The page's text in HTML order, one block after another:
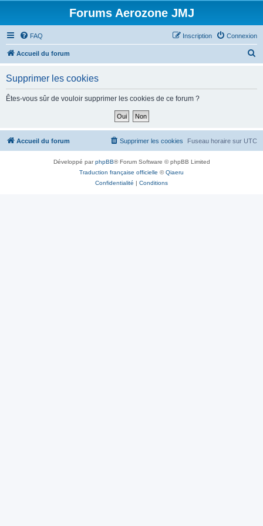
Forums Aerozone JMJ
FAQ Connexion
Inscription
Accueil du forum
h
Supprimer les cookies
Êtes-vous sûr de vouloir supprimer les cookies de ce forum ?
Accueil du forum Fuseau horaire sur UTC
Supprimer les cookies
Développé parphpBB® Forum Software © phpBB Limited
Traduction française officielle ©Qiaeru
Confidentialité | Conditions